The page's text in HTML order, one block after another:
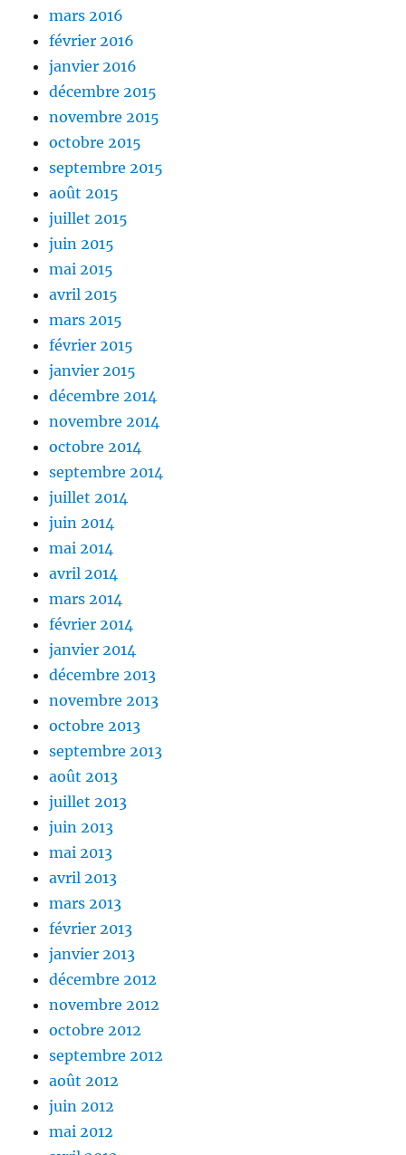
mars 2016
février 2016
janvier 2016
décembre 2015
novembre 2015
octobre 2015
septembre 2015
août 2015
juillet 2015
juin 2015
mai 2015
avril 2015
mars 2015
février 2015
janvier 2015
décembre 2014
novembre 2014
octobre 2014
septembre 2014
juillet 2014
juin 2014
mai 2014
avril 2014
mars 2014
février 2014
janvier 2014
décembre 2013
novembre 2013
octobre 2013
septembre 2013
août 2013
juillet 2013
juin 2013
mai 2013
avril 2013
mars 2013
février 2013
janvier 2013
décembre 2012
novembre 2012
octobre 2012
septembre 2012
août 2012
juin 2012
mai 2012